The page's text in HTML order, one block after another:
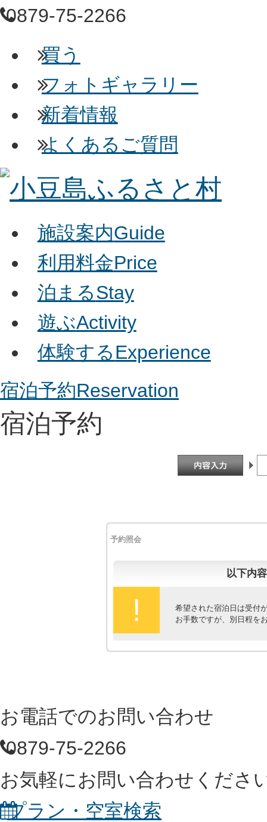
0879-75-2266
買う
フォトギャラリー
新着情報
よくあるご質問
施設案内Guide
利用料金Price
泊まるStay
遊ぶActivity
体験するExperience
宿泊予約Reservation
宿泊予約
予約照会
以下内
!
希望された宿泊日は受付
お手数ですが、別日程を
お電話でのお問い合わせ
0879-75-2266
お気軽にお問い合わせくださ
プラン・空室検索